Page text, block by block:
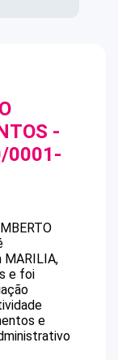
-
0001-
MARILIA,
e foi
e